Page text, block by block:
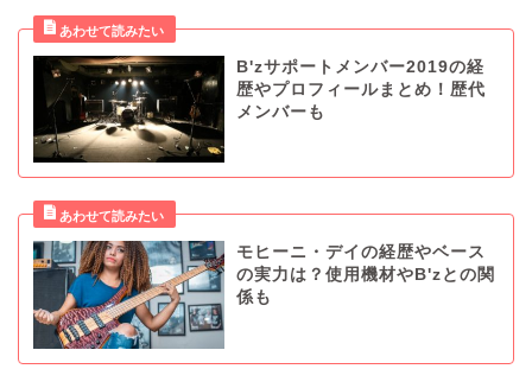
B'zサポートメンバー2019の経
歴やプロフィールまとめ！歴代
メンバーも
モヒーニ・デイの経歴やベース
の実力は？使用機材やB'zとの関
係も